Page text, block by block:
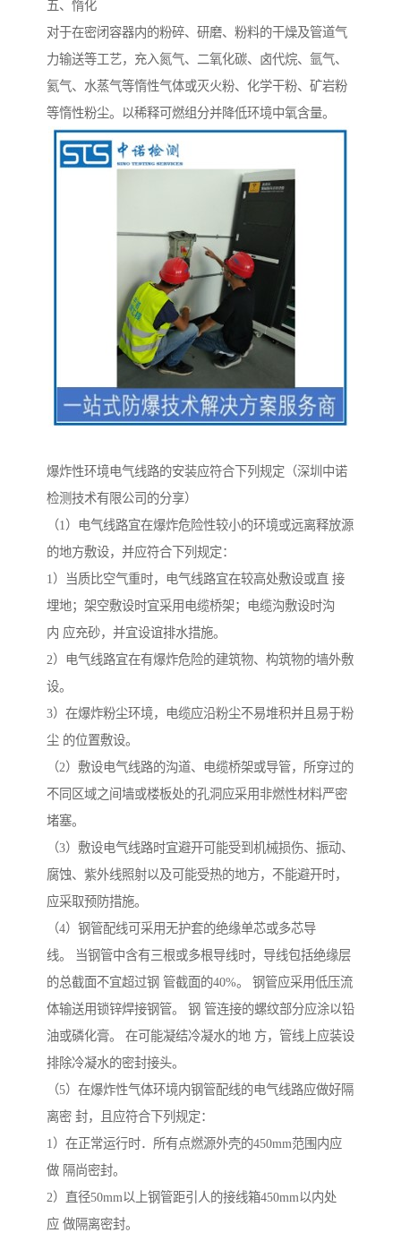
五、惰化
对于在密闭容器内的粉碎、研磨、粉料的干燥及管道气
力输送等工艺，充入氮气、二氧化碳、卤代烷、氩气、
氦气、水蒸气等惰性气体或灭火粉、化学干粉、矿岩粉
等惰性粉尘。以稀释可燃组分并降低环境中氧含量。
爆炸性环境电气线路的安装应符合下列规定（深圳中诺
检测技术有限公司的分享）
（1）电气线路宜在爆炸危险性较小的环境或远离释放源
的地方敷设，并应符合下列规定：
1）当质比空气重时，电气线路宜在较高处敷设或直 接
埋地；架空敷设时宜采用电缆桥架；电缆沟敷设时沟
内 应充砂，并宜设谊排水措施。
2）电气线路宜在有爆炸危险的建筑物、构筑物的墙外敷
设。
3）在爆炸粉尘环境，电缆应沿粉尘不易堆积并且易于粉
尘 的位置敷设。
（2）敷设电气线路的沟道、电缆桥架或导管，所穿过的
不同区域之间墙或楼板处的孔洞应采用非燃性材料严密
堵塞。
（3）敷设电气线路时宜避开可能受到机械损伤、振动、
腐蚀、紫外线照射以及可能受热的地方，不能避开时，
应采取预防措施。
（4）钢管配线可采用无护套的绝缘单芯或多芯导
线。 当钢管中含有三根或多根导线时，导线包括绝缘层
的总截面不宜超过钢 管截面的40%。 钢管应采用低压流
体输送用锁锌焊接钢管。 钢 管连接的螺纹部分应涂以铅
油或磷化膏。 在可能凝结冷凝水的地 方，管线上应装设
排除冷凝水的密封接头。
（5）在爆炸性气体环境内钢管配线的电气线路应做好隔
离密 封，且应符合下列规定：
1）在正常运行时．所有点燃源外壳的450mm范围内应
做 隔尚密封。
2）直径50mm以上钢管距引人的接线箱450mm以内处
应 做隔离密封。